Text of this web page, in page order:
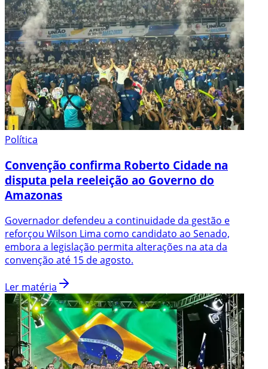
Política
Convenção confirma Roberto Cidade na
disputa pela reeleição ao Governo do
Amazonas
Governador defendeu a continuidade da gestão e
reforçou Wilson Lima como candidato ao Senado,
embora a legislação permita alterações na ata da
convenção até 15 de agosto.
Ler matéria